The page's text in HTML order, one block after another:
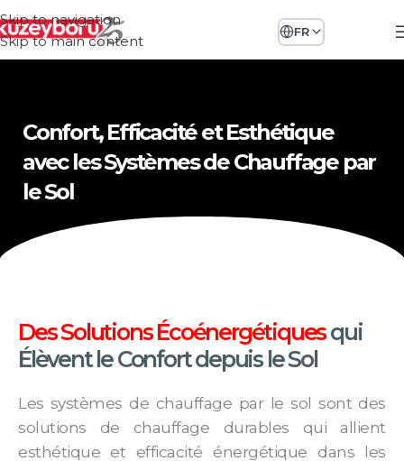
Skip to navigation
Skip to main content
FR
Confort, Efficacité et Esthétique
avec les Systèmes de Chauffage par
le Sol
Des Solutions Écoénergétiquesqui
Élèvent le Confort depuis le Sol
Les systèmes de chauffage par le sol sont des
solutions de chauffage durables qui allient
esthétique et efficacité énergétique dans les